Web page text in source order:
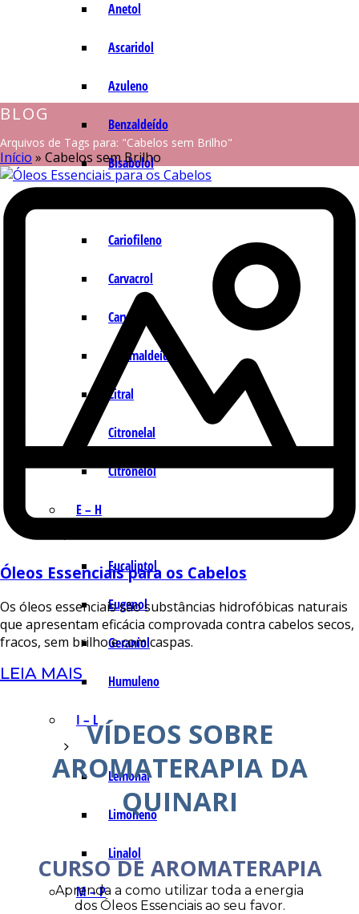
Anetol
Ascaridol
Azuleno
Benzaldeído
Bisabolol
Cariofileno
Carvacrol
Carvona
Cinamaldeído
Citral
Citronelal
Citronelol
E – H
Eucaliptol
Eugenol
Geraniol
Humuleno
I – L
Lemonal
Limoneno
Linalol
M – P
BLOG
Arquivos de Tags para: "Cabelos sem Brilho"
Início » Cabelos sem Brilho
Óleos Essenciais para os Cabelos
Os óleos essenciais são substâncias hidrofóbicas naturais
que apresentam eficácia comprovada contra cabelos secos,
fracos, sem brilho e com caspas.
LEIA MAIS
VÍDEOS SOBRE
AROMATERAPIA DA
QUINARI
CURSO DE AROMATERAPIA
Aprenda a como utilizar toda a energia
dos Óleos Essenciais ao seu favor.